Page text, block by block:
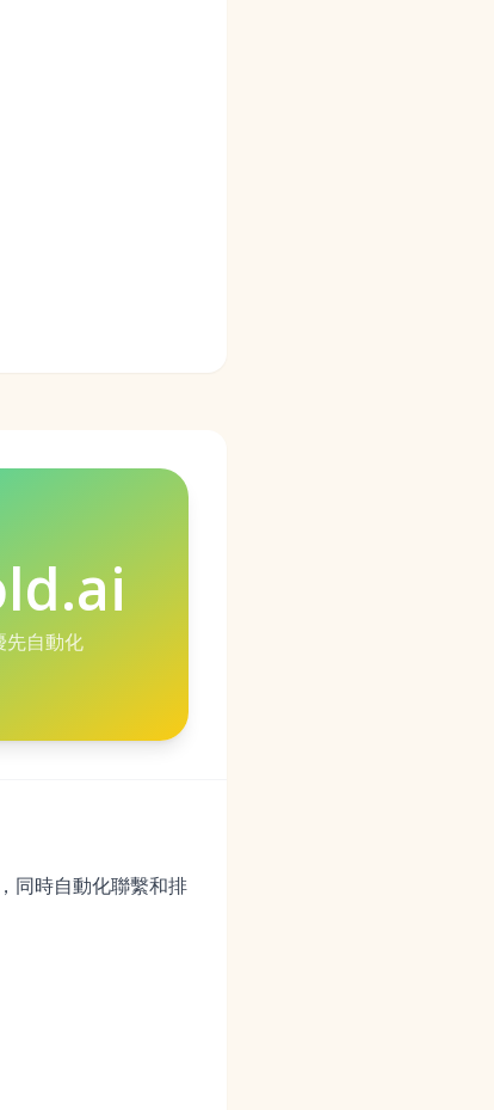
先自動化
同時自動化聯繫和排